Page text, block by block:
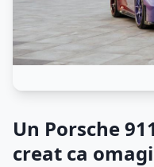
Un Porsche
creat ca